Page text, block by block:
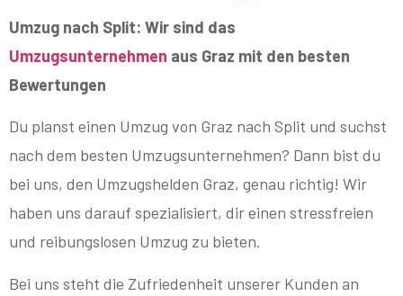
Umzug nach Split: Wir sind das
Umzugsunternehmen aus Graz mit den besten
Bewertungen
Du planst einen Umzug von Graz nach Split und suchst
nach dem besten Umzugsunternehmen? Dann bist du
bei uns, den Umzugshelden Graz, genau richtig! Wir
haben uns darauf spezialisiert, dir einen stressfreien
und reibungslosen Umzug zu bieten.
Bei uns steht die Zufriedenheit unserer Kunden an